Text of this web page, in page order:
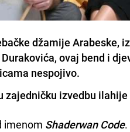
džamije Arabeske,
ovaj bend i
nespojivo.
zajedničku izvedbu ilahije
imenom Shaderwan Code.